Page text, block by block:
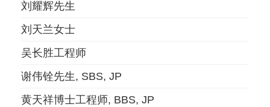
刘耀辉先生
刘天兰女士
吴长胜工程师
谢伟铨先生, SBS, JP
黄天祥博士工程师, BBS, JP